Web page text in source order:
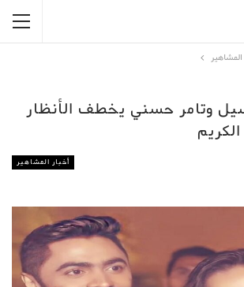
المشاهير
وتامر حسني يخطف الأنظار
أخبار المشاهير